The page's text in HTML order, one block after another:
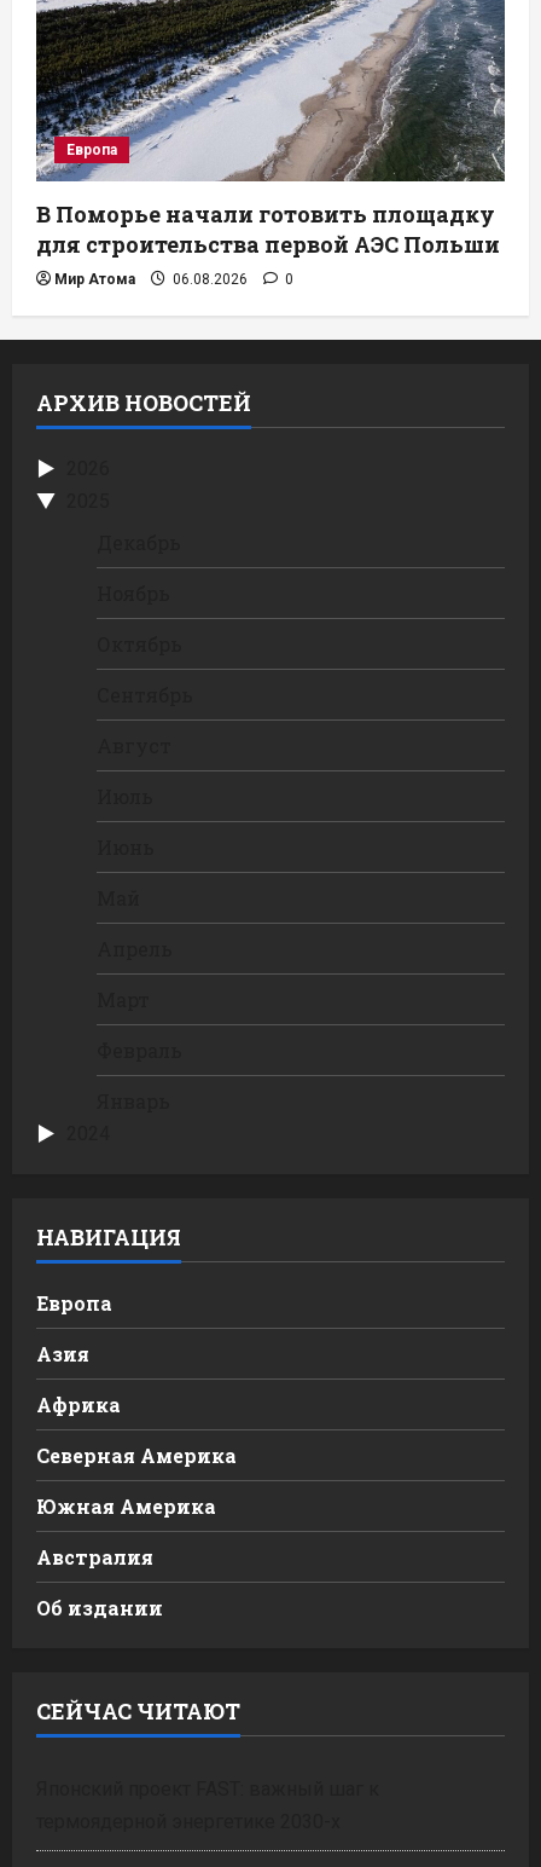
Европа
В Поморье начали готовить площадку
для строительства первой АЭС Польши
Мир Атома 06.08.2026 0
АРХИВ НОВОСТЕЙ
НАВИГАЦИЯ
Европа
Азия
Африка
Северная Америка
Южная Америка
Австралия
Об издании
СЕЙЧАС ЧИТАЮТ